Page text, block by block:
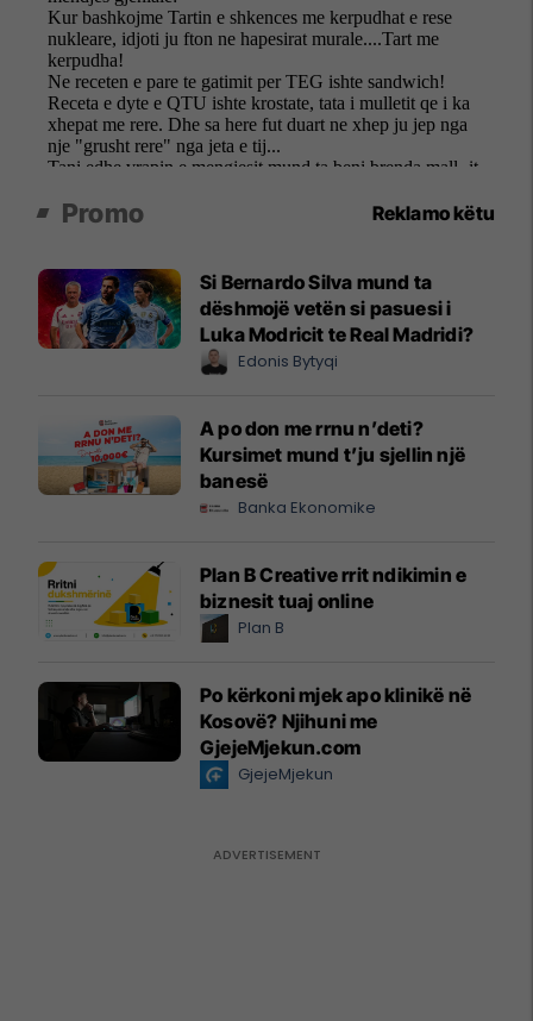
Promo Reklamo këtu
Si Bernardo Silva mund ta
dëshmojë vetën si pasuesi i
Luka Modricit te Real Madridi?
Edonis Bytyqi
A po don me rrnu n’deti?
Kursimet mund t’ju sjellin një
banesë
Banka Ekonomike
Plan B Creative rrit ndikimin e
biznesit tuaj online
Plan B
Po kërkoni mjek apo klinikë në
Kosovë? Njihuni me
GjejeMjekun.com
GjejeMjekun